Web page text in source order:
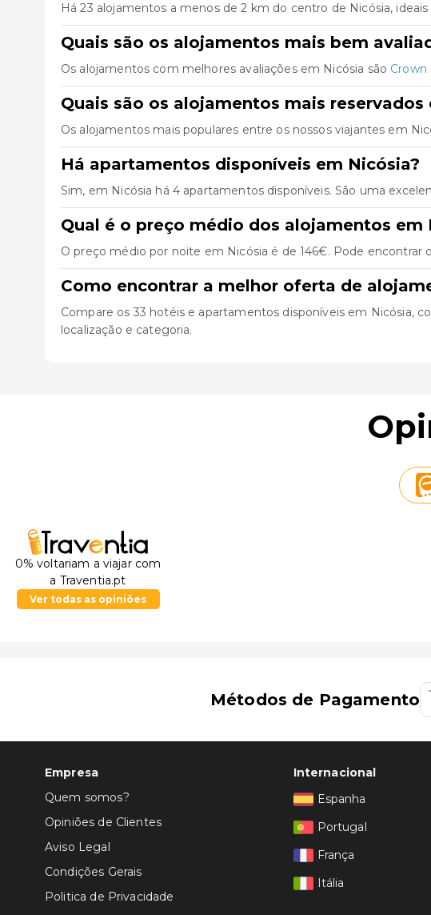
Há 23 alojamentos a menos de 2 km do centro de Nicósia,
Quais são os alojamentos mais bem
Os alojamentos com melhores avaliações em Nicósia são Crown
Quais são os alojamentos mais reservados
Os alojamentos mais populares entre os nossos viajantes em
Há apartamentos disponíveis em Nicósia?
Sim, em Nicósia há 4 apartamentos disponíveis. São uma
Qual é o preço médio dos alojamentos em
O preço médio por noite em Nicósia é de 146€. Pode encontrar
Como encontrar a melhor oferta de
Compare os 33 hotéis e apartamentos disponíveis em Nicósia,
localização e categoria.
0% voltariam a viajar com
a Traventia.pt
Ver todas as opiniões
Métodos de Pagamento
Empresa
Quem somos?
Opiniões de Clientes
Aviso Legal
Condições Gerais
Politica de Privacidade
Internacional
Espanha
Portugal
França
Itália